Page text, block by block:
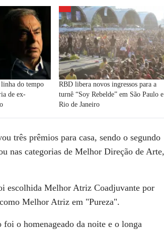
do tempo
de ex-
RBD libera novos ingressos para a
turnê “Soy Rebelde” em São Paulo e
Rio de Janeiro
três prêmios para casa, sendo o segundo
nas categorias de Melhor Direção de Arte,
escolhida Melhor Atriz Coadjuvante por
como Melhor Atriz em "Pureza".
o homenageado da noite e o longa